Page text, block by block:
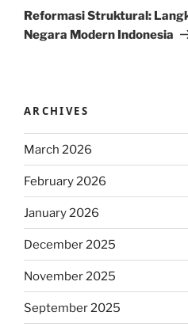
Post
Reformasi Struktural:
Negara Modern Indonesia
ARCHIVES
March 2026
February 2026
January 2026
December 2025
November 2025
September 2025